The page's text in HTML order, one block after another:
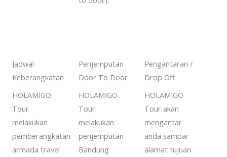
Jadwal
Keberangkatan
HOLAMIGO
Tour
melakukan
pemberangkatan
armada travel
Penjemputan
Door To Door
HOLAMIGO
Tour
melakukan
penjemputan
Bandung
Pengantaran /
Drop Off
HOLAMIGO
Tour akan
mengantar
anda sampai
alamat tujuan